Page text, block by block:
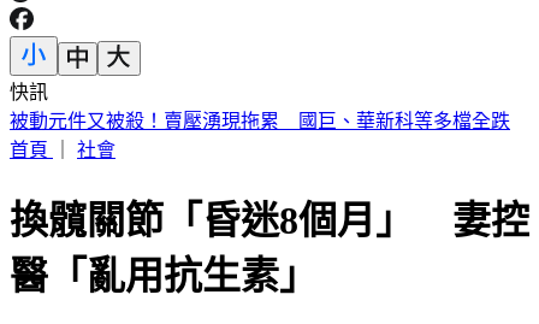
快訊
週五颱風假？白海豚颱風恐削北部陸地 暴風侵襲率又變了
首頁
社會
換髖關節「昏迷8個月」 妻控
醫「亂用抗生素」